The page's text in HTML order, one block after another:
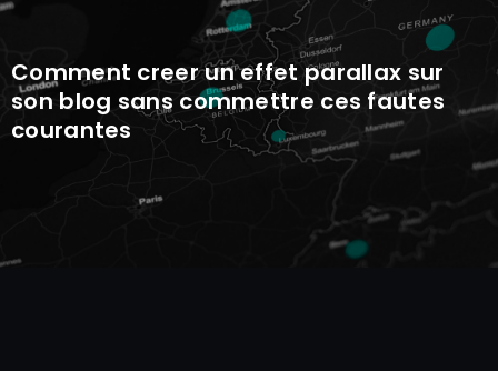
Comment creer un effet parallax sur
son blog sans commettre ces fautes
courantes